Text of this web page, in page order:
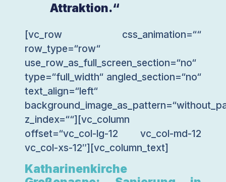
Attraktion.“
[vc_row css_animation=““
row_type=“row“
use_row_as_full_screen_section=“no“
type=“full_width“ angled_section=“no“
text_align=“left“
z_index=““][vc_column
offset=“vc_col-lg-12 vc_col-md-12
vc_col-xs-12″][vc_column_text]
Katharinenkirche